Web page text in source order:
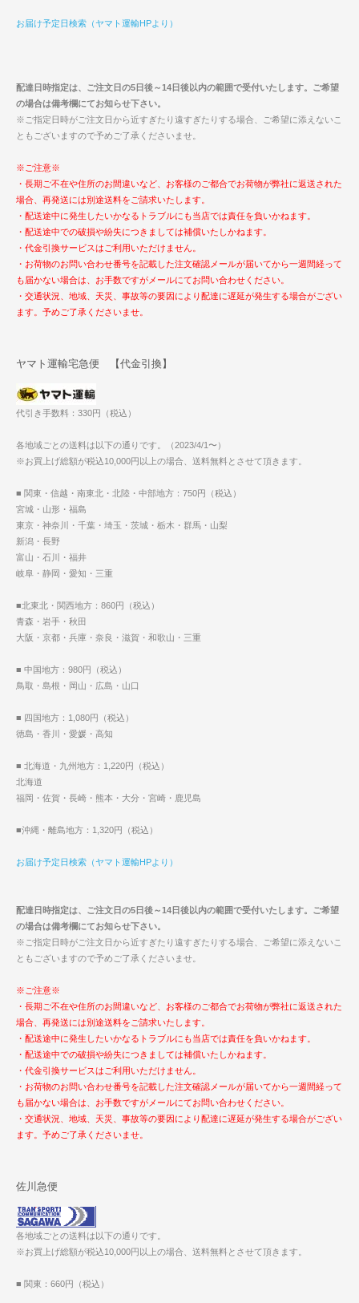
お届け予定日検索（ヤマト運輸HPより）
配達日時指定は、ご注文日の5日後～14日後以内の範囲で受付いたします。ご希望
の場合は備考欄にてお知らせ下さい。
※ご指定日時がご注文日から近すぎたり遠すぎたりする場合、ご希望に添えないこ
ともございますので予めご了承くださいませ。
※ご注意※
・長期ご不在や住所のお間違いなど、お客様のご都合でお荷物が弊社に返送された
場合、再発送には別途送料をご請求いたします。
・配送途中に発生したいかなるトラブルにも当店では責任を負いかねます。
・配送途中での破損や紛失につきましては補償いたしかねます。
・代金引換サービスはご利用いただけません。
・お荷物のお問い合わせ番号を記載した注文確認メールが届いてから一週間経って
も届かない場合は、お手数ですがメールにてお問い合わせください。
・交通状況、地域、天災、事故等の要因により配達に遅延が発生する場合がござい
ます。予めご了承くださいませ。
ヤマト運輸宅急便 【代金引換】
代引き手数料：330円（税込）
各地域ごとの送料は以下の通りです。（2023/4/1〜）
※お買上げ総額が税込10,000円以上の場合、送料無料とさせて頂きます。
■ 関東・信越・南東北・北陸・中部地方：750円（税込）
宮城・山形・福島
東京・神奈川・千葉・埼玉・茨城・栃木・群馬・山梨
新潟・長野
富山・石川・福井
岐阜・静岡・愛知・三重
■北東北・関西地方：860円（税込）
青森・岩手・秋田
大阪・京都・兵庫・奈良・滋賀・和歌山・三重
■ 中国地方：980円（税込）
鳥取・島根・岡山・広島・山口
■ 四国地方：1,080円（税込）
徳島・香川・愛媛・高知
■ 北海道・九州地方：1,220円（税込）
北海道
福岡・佐賀・長崎・熊本・大分・宮崎・鹿児島
■沖縄・離島地方：1,320円（税込）
お届け予定日検索（ヤマト運輸HPより）
配達日時指定は、ご注文日の5日後～14日後以内の範囲で受付いたします。ご希望
の場合は備考欄にてお知らせ下さい。
※ご指定日時がご注文日から近すぎたり遠すぎたりする場合、ご希望に添えないこ
ともございますので予めご了承くださいませ。
※ご注意※
・長期ご不在や住所のお間違いなど、お客様のご都合でお荷物が弊社に返送された
場合、再発送には別途送料をご請求いたします。
・配送途中に発生したいかなるトラブルにも当店では責任を負いかねます。
・配送途中での破損や紛失につきましては補償いたしかねます。
・代金引換サービスはご利用いただけません。
・お荷物のお問い合わせ番号を記載した注文確認メールが届いてから一週間経って
も届かない場合は、お手数ですがメールにてお問い合わせください。
・交通状況、地域、天災、事故等の要因により配達に遅延が発生する場合がござい
ます。予めご了承くださいませ。
佐川急便
各地域ごとの送料は以下の通りです。
※お買上げ総額が税込10,000円以上の場合、送料無料とさせて頂きます。
■ 関東：660円（税込）